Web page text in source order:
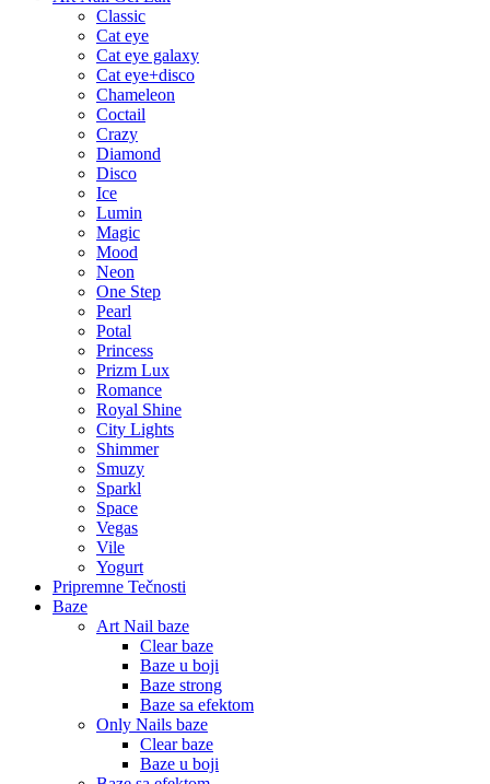
Classic
Cat eye
Cat eye galaxy
Cat eye+disco
Chameleon
Coctail
Crazy
Diamond
Disco
Ice
Lumin
Magic
Mood
Neon
One Step
Pearl
Potal
Princess
Prizm Lux
Romance
Royal Shine
City Lights
Shimmer
Smuzy
Sparkl
Space
Vegas
Vile
Yogurt
Pripremne Tečnosti
Baze
Art Nail baze
Clear baze
Baze u boji
Baze strong
Baze sa efektom
Only Nails baze
Clear baze
Baze u boji